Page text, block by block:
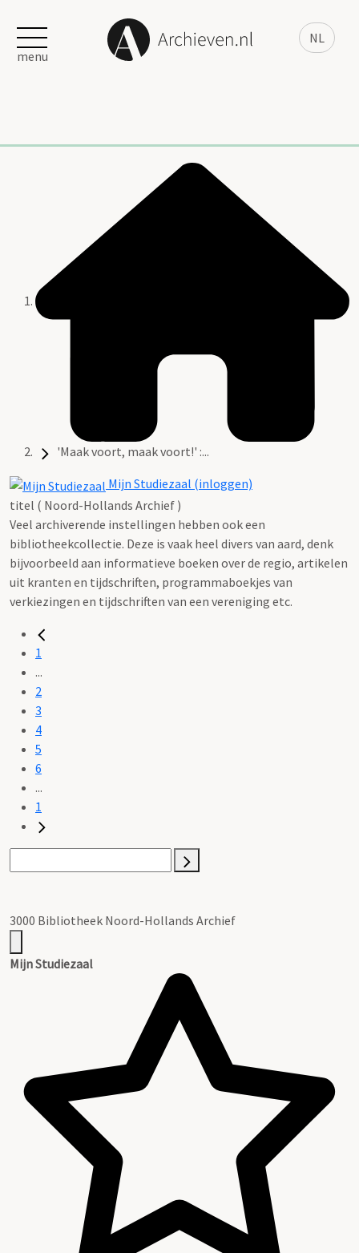
NL
menu
'Maak voort, maak voort!' :...
Mijn Studiezaal (inloggen)
titel ( Noord-Hollands Archief )
Veel archiverende instellingen hebben ook een
bibliotheekcollectie. Deze is vaak heel divers van aard, denk
bijvoorbeeld aan informatieve boeken over de regio, artikelen
uit kranten en tijdschriften, programmaboekjes van
verkiezingen en tijdschriften van een vereniging etc.
1
...
2
3
4
5
6
...
1
3000 Bibliotheek Noord-Hollands Archief
Mijn Studiezaal